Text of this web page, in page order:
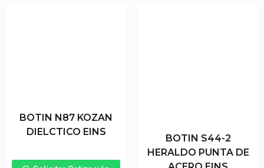
BOTIN N87 KOZAN
DIELCTICO EINS
BOTIN S44-2
HERALDO PUNTA DE